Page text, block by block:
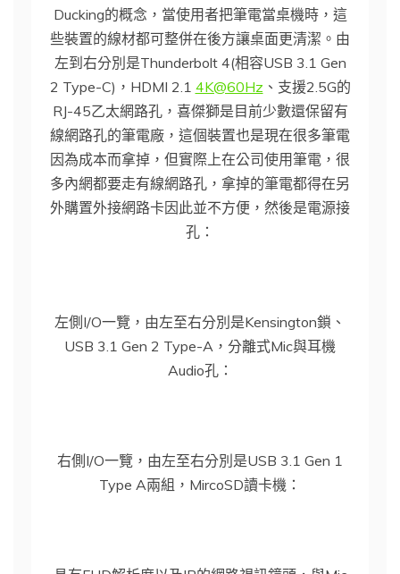
Ducking的概念，當使用者把筆電當桌機時，這
些裝置的線材都可整併在後方讓桌面更清潔。由
左到右分別是Thunderbolt 4(相容USB 3.1 Gen
2 Type-C)，HDMI 2.1 4K@60Hz 、支援2.5G的
RJ-45乙太網路孔，喜傑獅是目前少數還保留有
線網路孔的筆電廠，這個裝置也是現在很多筆電
因為成本而拿掉，但實際上在公司使用筆電，很
多內網都要走有線網路孔，拿掉的筆電都得在另
外購置外接網路卡因此並不方便，然後是電源接
孔：
左側I/O一覽，由左至右分別是Kensington鎖、
USB 3.1 Gen 2 Type-A，分離式Mic與耳機
Audio孔：
右側I/O一覽，由左至右分別是USB 3.1 Gen 1
Type A兩組，MircoSD讀卡機：